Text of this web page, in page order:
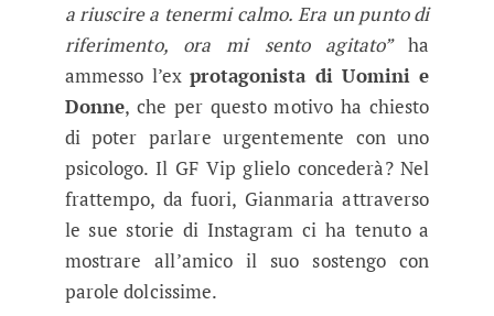
a riuscire a tenermi calmo. Era un punto di
riferimento, ora mi sento agitato”ha
ammesso l’exprotagonista di Uomini e
Donne, che per questo motivo ha chiesto
di poter parlare urgentemente con uno
psicologo. Il GF Vip glielo concederà? Nel
frattempo, da fuori, Gianmaria attraverso
le sue storie di Instagram ci ha tenuto a
mostrare all’amico il suo sostengo con
parole dolcissime.